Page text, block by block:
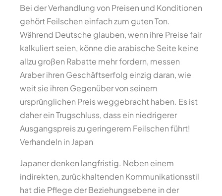
Bei der Verhandlung von Preisen und Konditionen
gehört Feilschen einfach zum guten Ton.
Während Deutsche glauben, wenn ihre Preise fair
kalkuliert seien, könne die arabische Seite keine
allzu großen Rabatte mehr fordern, messen
Araber ihren Geschäftserfolg einzig daran, wie
weit sie ihren Gegenüber von seinem
ursprünglichen Preis weggebracht haben. Es ist
daher ein Trugschluss, dass ein niedrigerer
Ausgangspreis zu geringerem Feilschen führt!
Verhandeln in Japan
Japaner denken langfristig. Neben einem
indirekten, zurückhaltenden Kommunikationsstil
hat die Pflege der Beziehungsebene in der